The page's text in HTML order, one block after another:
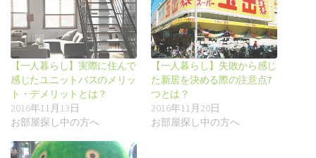
【一人暮らし】実際に住んで
感じたユニットバスのメリッ
ト・デメリットとは？
2016年11月13日
お部屋探し中の方へ
【一人暮らし】失敗から感じ
た新居を決める際の注意点7
つとは？
2016年11月20日
お部屋探し中の方へ